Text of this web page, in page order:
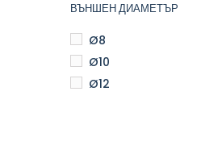
ВЪНШЕН ДИАМЕТЪР
Ø8
Ø10
Ø12